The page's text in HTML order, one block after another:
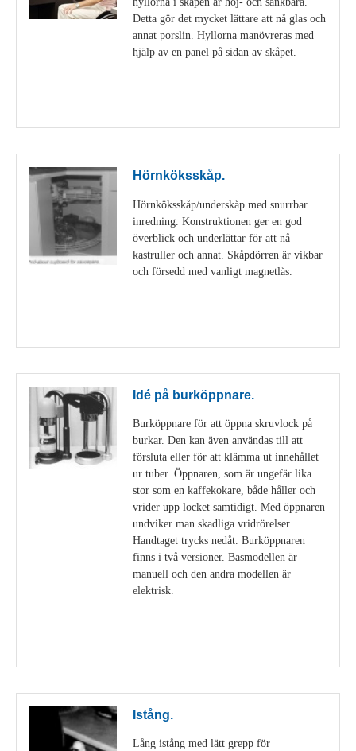
Detta gör det mycket lättare att nå glas och
annat porslin. Hyllorna manövreras med
hjälp av en panel på sidan av skåpet.
Hörnköksskåp.
Hörnköksskåp/underskåp med snurrbar
inredning. Konstruktionen ger en god
överblick och underlättar för att nå
kastruller och annat. Skåpdörren är vikbar
och försedd med vanligt magnetlås.
Idé på burköppnare.
Burköppnare för att öppna skruvlock på
burkar. Den kan även användas till att
försluta eller för att klämma ut innehållet
ur tuber. Öppnaren, som är ungefär lika
stor som en kaffekokare, både håller och
vrider upp locket samtidigt. Med öppnaren
undviker man skadliga vridrörelser.
Handtaget trycks nedåt. Burköppnaren
finns i två versioner. Basmodellen är
manuell och den andra modellen är
elektrisk.
Istång.
Lång istång med lätt grepp för